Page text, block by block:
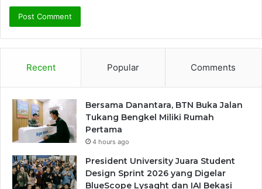
Recent Popular Comments
Bersama Danantara, BTN Buka Jalan
Tukang Bengkel Miliki Rumah
Pertama
4 hours ago
President University Juara Student
Design Sprint 2026 yang Digelar
BlueScope Lysaght dan IAI Bekasi